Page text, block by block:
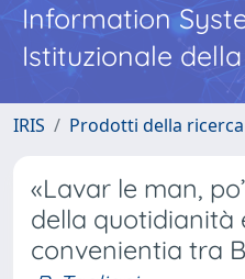
Information
Istituzionale
IRIS Prodotti della ricerca
«Lavar le man,
della quotidianità
convenientia tra